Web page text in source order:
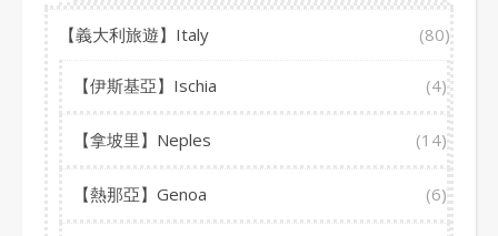
【義大利旅遊】Italy (80)
【伊斯基亞】Ischia (4)
【拿坡里】Neples (14)
【熱那亞】Genoa (6)